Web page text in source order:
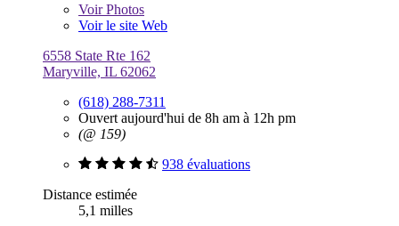
VoirPhotos
Voir le site Web
6558 State Rte 162
Maryville, IL 62062
(618) 288-7311
Ouvert aujourd'hui de 8h am à 12h pm
(@ 159)
938 évaluations
Distance estimée
5,1 milles